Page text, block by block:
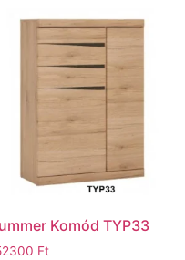
Komód TYP33
Ft